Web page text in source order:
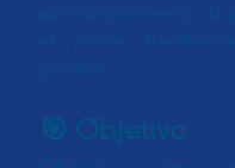
autoconocimiento, la
el poder
🎯 Objetivo